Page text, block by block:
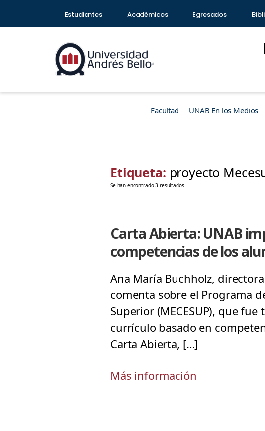
Estudiantes Académicos Egresados
Facultad UNAB En los Medios
Etiqueta: proyecto
Se han encontrado 3 resultados
Carta Abierta: UNAB
competencias de los
Ana María Buchholz,
comenta sobre el Programa
Superior (MECESUP), que
currículo basado en
Carta Abierta, […]
Más información